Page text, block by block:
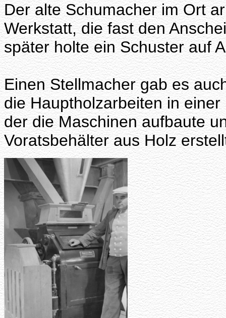
Der alte Schumacher im Ort
Werkstatt, die fast den
später holte ein Schuster auf
Einen Stellmacher gab es
die Hauptholzarbeiten in
der die Maschinen aufbaute
Voratsbehälter aus Holz